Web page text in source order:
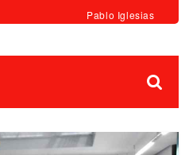
Pablo Iglesias